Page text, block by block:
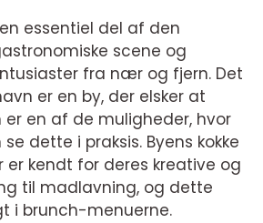
essentiel del af den
scene og
fra nær og fjern. Det
er en by, der elsker at
er en af de muligheder, hvor
dette i praksis. Byens kokke
er kendt for deres kreative og
til madlavning, og dette
i brunch-menuerne.